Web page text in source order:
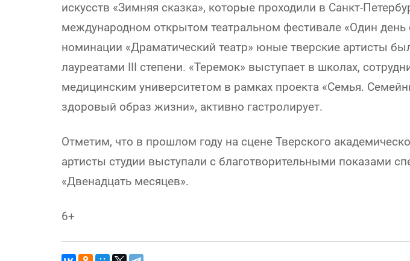
искусств «Зимняя сказка», которые проходили в Санкт-
международном открытом театральном фестивале «Один день
номинации «Драматический театр» юные тверские артисты
лауреатами III степени. «Теремок» выступает в школах,
медицинским университетом в рамках проекта «Семья.
здоровый образ жизни», активно гастролирует.
Отметим, что в прошлом году на сцене Тверского
артисты студии выступали с благотворительными показами
«Двенадцать месяцев».
6+